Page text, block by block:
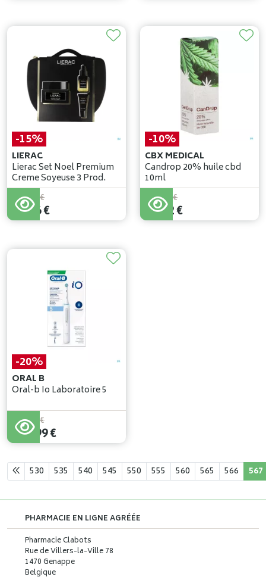
-15%
LIERAC
Lierac Set Noel Premium
Creme Soyeuse 3 Prod.
108,90 €
92,56€
-10%
CBX MEDICAL
Candrop 20% huile cbd
10ml
109,91 €
98,92€
-20%
ORAL B
Oral-b Io Laboratoire 5
149,99 €
119, 99€
530 535 540 545 550 555 560 565 566 567
PHARMACIE EN LIGNE AGRÉÉE
Pharmacie Clabots
Rue de Villers-la-Ville 78
1470 Genappe
Belgique